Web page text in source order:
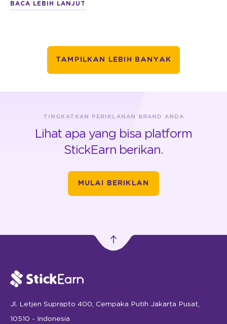
BACA LEBIH LANJUT
TAMPILKAN LEBIH BANYAK
TINGKATKAN PERIKLANAN BRAND ANDA
Lihat apa yang bisa platform
StickEarn berikan.
MULAI BERIKLAN
Jl. Letjen Suprapto 400, Cempaka Putih Jakarta Pusat,
10510 - Indonesia